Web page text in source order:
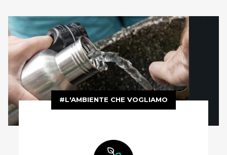
IL
VIAGGIO
ALTERNATIVO
OGGI
È
L'AMBIENTE CHE VOGLIAMO